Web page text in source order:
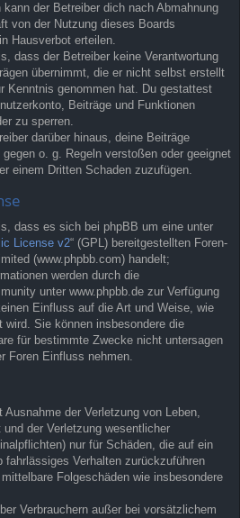
der Betreiber dich nach Abmahnung
von der Nutzung dieses Boards
Hausverbot erteilen.
dass der Betreiber keine Verantwortung
übernimmt, die er nicht selbst erstellt
Kenntnis genommen hat. Du gestattest
Beiträge und Funktionen
zu sperren.
darüber hinaus, deine Beiträge
o. g. Regeln verstoßen oder geeignet
einem Dritten Schaden zuzufügen.
dass es sich bei phpBB um eine unter
License v2“ (GPL) bereitgestellten Foren-
(www.phpbb.com) handelt;
werden durch die
unter www.phpbb.de zur Verfügung
Einfluss auf die Art und Weise, wie
wird. Sie können insbesondere die
für bestimmte Zwecke nicht untersagen
Foren Einfluss nehmen.
Ausnahme der Verletzung von Leben,
und der Verletzung wesentlicher
nur für Schäden, die auf ein
fahrlässiges Verhalten zurückzuführen
Folgeschäden wie insbesondere
Verbrauchern außer bei vorsätzlichem